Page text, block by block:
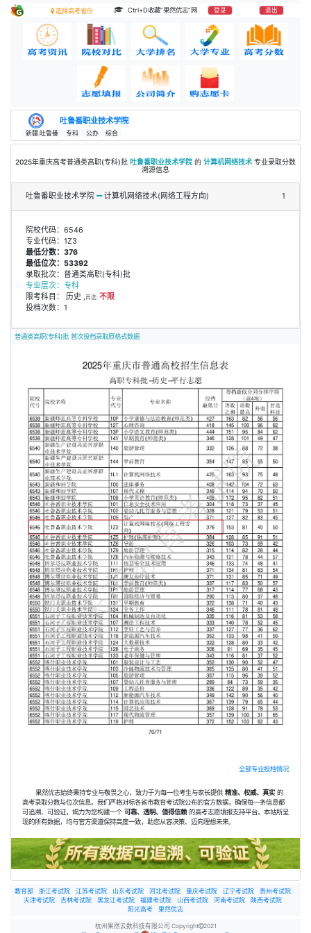
选择高考省份 Ctrl+D收藏“果然优志”网 登录 退出
吐鲁番职业技术学院
新疆.吐鲁番 专科 公办 综合
2025年重庆高考普通类高职(专科)批 吐鲁番职业技术学院 的 计算机网络技术 专业录取分数
溯源信息
吐鲁番职业技术学院 计算机网络技术(网络工程方向) 1
院校代码：6546
专业代码：1Z3
最低分数：376
最低位次：53392
录取批次：普通类高职(专科)批
专业层次：专科
限考科目： 历史 ,再选: 不限
投档次数：1
普通类高职(专科)批 首次投档录取原格式数据
全部专业投档情况
果然优志始终秉持专业与敬畏之心，致力于为每一位考生与家长提供 精准、权威、真实的
高考录取分数与位次信息。我们严格对标各省市教育考试院公布的官方数据，确保每一条信息都
可追溯、可验证，竭力为您构建一个 可靠、透明、值得信赖 的高考志愿填报支持平台。本站所呈
现的所有数据，均与官方渠道保持高度一致，助您从容决策、迈向理想未来。
教育部 浙江考试院 江苏考试院 山东考试院 河北考试院 重庆考试院 辽宁考试院
贵州考试院
天津考试院
吉林考试院 黑龙江考试院 福建考试院 山西考试院 河南考试院
陕西考试院
阳光高考
果然优志
杭州果然云数科技有限公司 Copyright 2021